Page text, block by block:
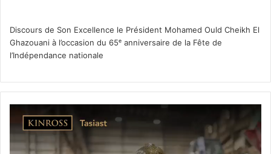
Discours de Son Excellence le Président Mohamed Ould Cheikh El
Ghazouani à l’occasion du 65ᵉ anniversaire de la Fête de
l’Indépendance nationale